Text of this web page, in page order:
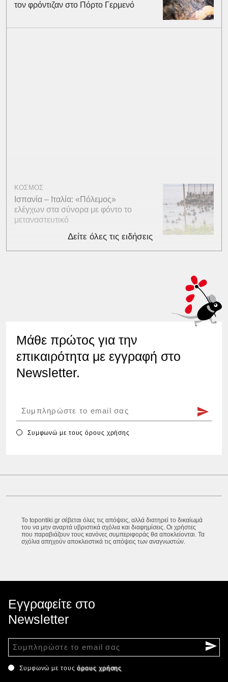
τον φρόντιζαν στο Πόρτο Γερμενό
ΚΟΣΜΟΣ
Ισπανία – Ιταλία: «Πόλεμος»
ελέγχων στα σύνορα με φόντο το
μεταναστευτικό
Δείτε όλες τις ειδήσεις
Μάθε πρώτος για την
επικαιρότητα με εγγραφή στο
Newsletter.
Συμφωνώ με τουςόρους χρήσης
Το topontiki.gr σέβεται όλες τις απόψεις, αλλά διατηρεί το δικαίωμά
του να μην αναρτά υβριστικά σχόλια και διαφημίσεις. Οι χρήστες
που παραβιάζουν τους κανόνες συμπεριφοράς θα αποκλείονται. Τα
σχόλια απηχούν αποκλειστικά τις απόψεις των αναγνωστών.
Εγγραφείτε στο
Newsletter
Συμφωνώ με τουςόρους χρήσης